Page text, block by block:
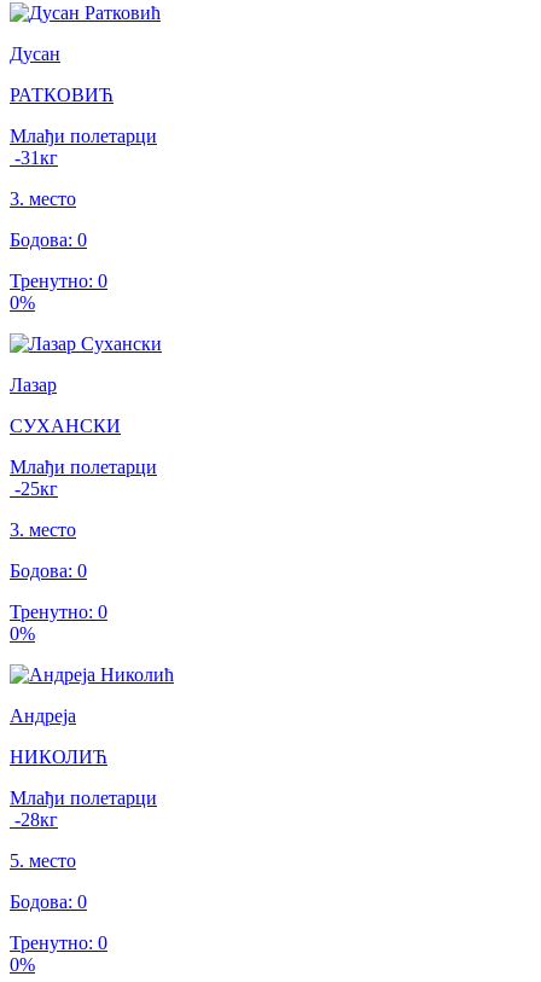
Дусан
РАТКОВИЋ
Млађи полетарци
-31кг
3. место
Бодова: 0
Тренутно: 0
0%
Лазар
СУХАНСКИ
Млађи полетарци
-25кг
3. место
Бодова: 0
Тренутно: 0
0%
Андреја
НИКОЛИЋ
Млађи полетарци
-28кг
5. место
Бодова: 0
Тренутно: 0
0%